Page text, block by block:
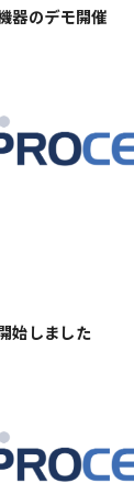
器のデモ開催
始しました